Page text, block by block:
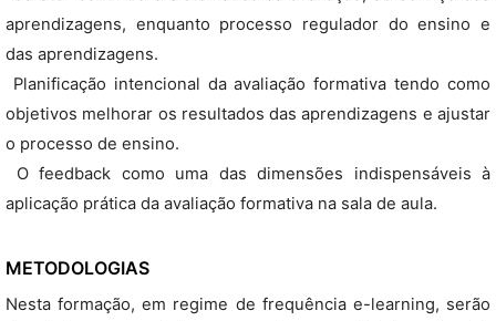
aprendizagens, enquanto processo regulador do ensino e
das aprendizagens.
 Planificação intencional da avaliação formativa tendo como
objetivos melhorar os resultados das aprendizagens e ajustar
o processo de ensino.
 O feedback como uma das dimensões indispensáveis à
aplicação prática da avaliação formativa na sala de aula.
METODOLOGIAS
Nesta formação, em regime de frequência e-learning, serão